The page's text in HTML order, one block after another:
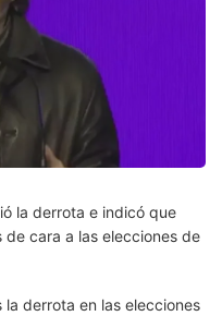
la derrota e indicó que
cara a las elecciones de
derrota en las elecciones